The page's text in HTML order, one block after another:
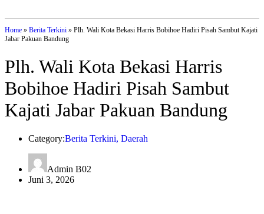
Home » Berita Terkini » Plh. Wali Kota Bekasi Harris Bobihoe Hadiri Pisah Sambut Kajati
Jabar Pakuan Bandung
Plh. Wali Kota Bekasi Harris
Bobihoe Hadiri Pisah Sambut
Kajati Jabar Pakuan Bandung
Category:Berita Terkini, Daerah
Admin B02
Juni 3, 2026